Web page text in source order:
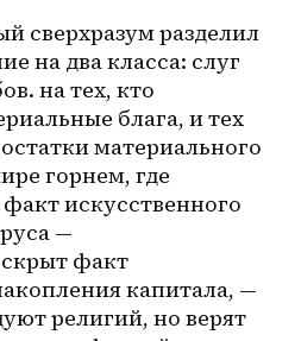
сверхразум разделил
на два класса: слуг
на тех, кто
блага, и тех
материального
горнем, где
искусственного
—
скрыт факт
капитала, —
религий, но верят